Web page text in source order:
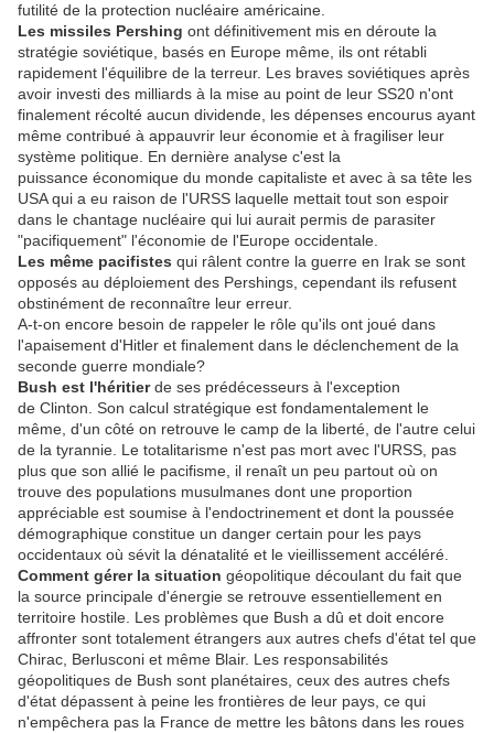
futilité de la protection nucléaire américaine.
Les missiles Pershing ont définitivement mis en déroute la
stratégie soviétique, basés en Europe même, ils ont rétabli
rapidement l'équilibre de la terreur. Les braves soviétiques après
avoir investi des milliards à la mise au point de leur SS20 n'ont
finalement récolté aucun dividende, les dépenses encourus ayant
même contribué à appauvrir leur économie et à fragiliser leur
système politique. En dernière analyse c'est la
puissance économique du monde capitaliste et avec à sa tête les
USA qui a eu raison de l'URSS laquelle mettait tout son espoir
dans le chantage nucléaire qui lui aurait permis de parasiter
"pacifiquement" l'économie de l'Europe occidentale.
Les même pacifistes qui râlent contre la guerre en Irak se sont
opposés au déploiement des Pershings, cependant ils refusent
obstinément de reconnaître leur erreur.
A-t-on encore besoin de rappeler le rôle qu'ils ont joué dans
l'apaisement d'Hitler et finalement dans le déclenchement de la
seconde guerre mondiale?
Bush est l'héritierde ses prédécesseurs à l'exception
de Clinton. Son calcul stratégique est fondamentalement le
même, d'un côté on retrouve le camp de la liberté, de l'autre celui
de la tyrannie. Le totalitarisme n'est pas mort avec l'URSS, pas
plus que son allié le pacifisme, il renaît un peu partout où on
trouve des populations musulmanes dont une proportion
appréciable est soumise à l'endoctrinement et dont la poussée
démographique constitue un danger certain pour les pays
occidentaux où sévit la dénatalité et le vieillissement accéléré.
Comment gérer la situation géopolitique découlant du fait que
la source principale d'énergie se retrouve essentiellement en
territoire hostile. Les problèmes que Bush a dû et doit encore
affronter sont totalement étrangers aux autres chefs d'état tel que
Chirac, Berlusconi et même Blair. Les responsabilités
géopolitiques de Bush sont planétaires, ceux des autres chefs
d'état dépassent à peine les frontières de leur pays, ce qui
n'empêchera pas la France de mettre les bâtons dans les roues